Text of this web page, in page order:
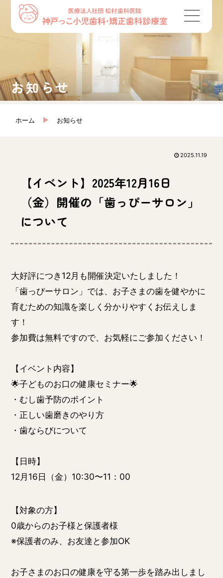
お知らせ
ホーム お知らせ
2025.11.19
【イベント】2025年12月16日
（金）開催の「歯っぴーサロン」
について
大好評につき12月も開催決定いたしました！
「歯っぴーサロン」では、お子さまの歯を健やかに
育むための知識を楽しく分かりやすくお伝えしま
す！
参加費は無料ですので、お気軽にご参加ください！
【イベント内容】
🌟子どものお口の健康セミナー🌟
・むし歯予防のポイント
・正しい歯磨きのやり方
・歯ならびについて
【日時】
12月16日（金）10:30〜11：00
【対象の方】
0歳からのお子様と保護者様
※保護者のみ、お友達と参加OK
お子さまのお口の健康を守る第一歩を踏み出しまし